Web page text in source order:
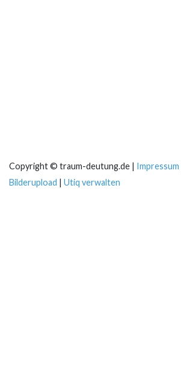
Copyright © traum-deutung.de | Impressum
Bilderupload | Utiq verwalten